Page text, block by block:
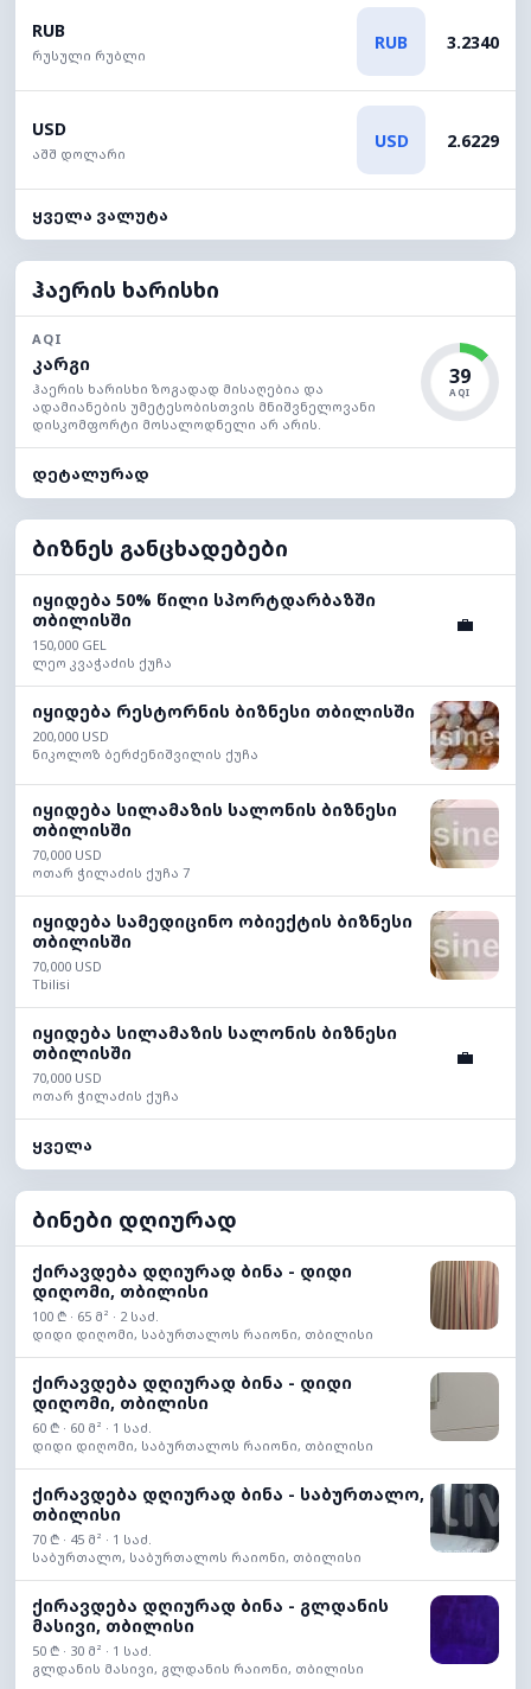
RUB
რუსული რუბლი
RUB 3.2340
USD
აშშ დოლარი
USD 2.6229
ყველა ვალუტა
ჰაერის ხარისხი
AQI
კარგი
ჰაერის ხარისხი ზოგადად მისაღებია და
ადამიანების უმეტესობისთვის მნიშვნელოვანი
დისკომფორტი მოსალოდნელი არ არის.
39
AQI
დეტალურად
ბიზნეს განცხადებები
იყიდება 50% წილი სპორტდარბაზში
თბილისში
150,000 GEL
ლეო კვაჭაძის ქუჩა
💼
იყიდება რესტორნის ბიზნესი თბილისში
200,000 USD
ნიკოლოზ ბერძენიშვილის ქუჩა
იყიდება სილამაზის სალონის ბიზნესი
თბილისში
70,000 USD
ოთარ ჭილაძის ქუჩა 7
იყიდება სამედიცინო ობიექტის ბიზნესი
თბილისში
70,000 USD
Tbilisi
იყიდება სილამაზის სალონის ბიზნესი
თბილისში
70,000 USD
ოთარ ჭილაძის ქუჩა
💼
ყველა
ბინები დღიურად
ქირავდება დღიურად ბინა - დიდი
დიღომი, თბილისი
100 ₾ · 65 მ² · 2 საძ.
დიდი დიღომი, საბურთალოს რაიონი, თბილისი
ქირავდება დღიურად ბინა - დიდი
დიღომი, თბილისი
60 ₾ · 60 მ² · 1 საძ.
დიდი დიღომი, საბურთალოს რაიონი, თბილისი
ქირავდება დღიურად ბინა - საბურთალო,
თბილისი
70 ₾ · 45 მ² · 1 საძ.
საბურთალო, საბურთალოს რაიონი, თბილისი
ქირავდება დღიურად ბინა - გლდანის
მასივი, თბილისი
50 ₾ · 30 მ² · 1 საძ.
გლდანის მასივი, გლდანის რაიონი, თბილისი